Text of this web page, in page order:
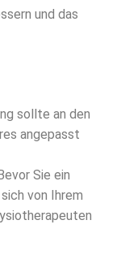
und das
sollte an den
angepasst
Sie ein
von Ihrem